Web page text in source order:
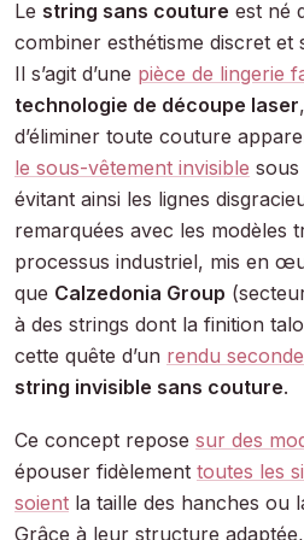
Le string sans couture est né
combiner esthétisme discret et
Il s’agit d’une pièce de lingerie
technologie de découpe laser
d’éliminer toute couture
le sous-vêtement invisible sous
évitant ainsi les lignes
remarquées avec les modèles
processus industriel, mis en
que Calzedonia Group
à des strings dont la finition
cette quête d’un rendu
string invisible sans couture.
Ce concept repose sur des
épouser fidèlement toutes les
soient la taille des hanches ou
Grâce à leur structure